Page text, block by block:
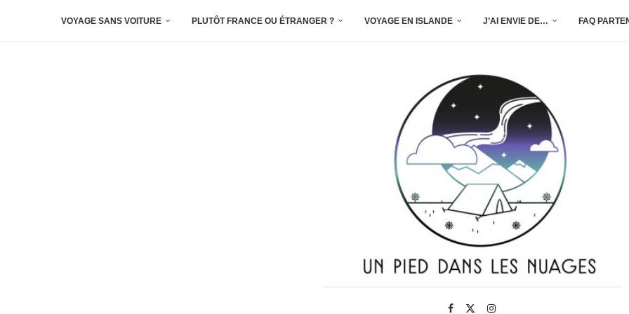
VOYAGE SANS VOITURE PLUTÔT FRANCE OU ÉTRANGER ? VOYAGE EN ISLANDE J’AI ENVIE DE… FAQ